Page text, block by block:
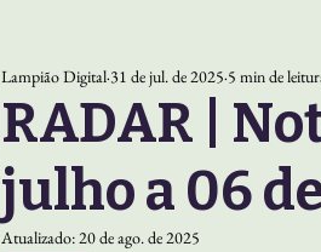
RADAR |
julho a 06
Lampião Digital 31 de jul. de 2025 5 min de
Atualizado:20 de ago. de 2025